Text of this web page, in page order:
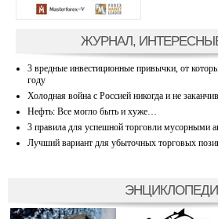
ЖУРНАЛ,
3 вредные инвестиционные привычки, от
году
Холодная война с Россией никогда и не
Нефть: Все могло быть и хуже…
3 правила для успешной торговли мусорными
Лучший вариант для убыточных торговых